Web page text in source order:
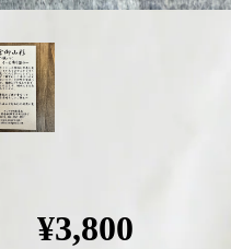
¥3,800